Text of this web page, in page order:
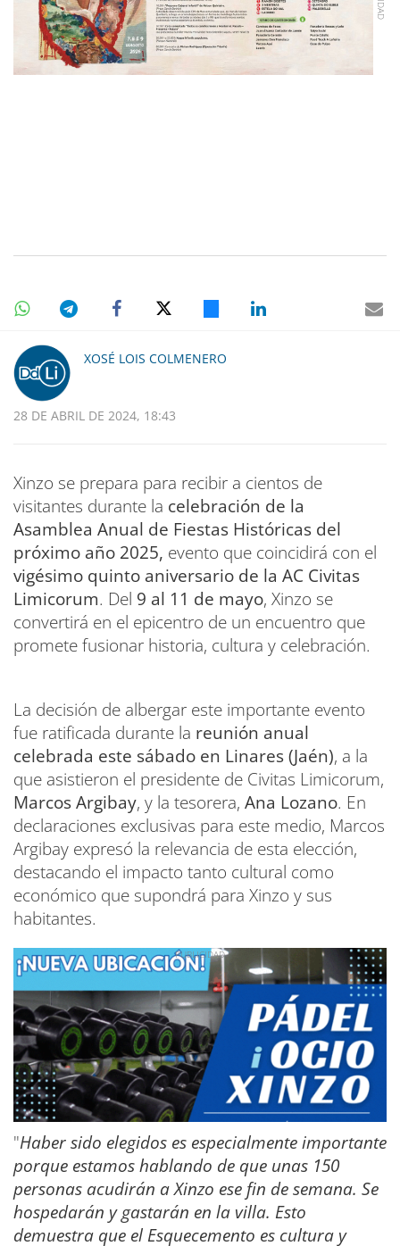
XOSÉ LOIS COLMENERO
28 DE ABRIL DE 2024, 18:43
Xinzo se prepara para recibir a cientos de
visitantes durante la celebración de la
Asamblea Anual de Fiestas Históricas del
próximo año 2025, evento que coincidirá con el
vigésimo quinto aniversario de la AC Civitas
Limicorum. Del 9 al 11 de mayo, Xinzo se
convertirá en el epicentro de un encuentro que
promete fusionar historia, cultura y celebración.
La decisión de albergar este importante evento
fue ratificada durante la reunión anual
celebrada este sábado en Linares (Jaén), a la
que asistieron el presidente de Civitas Limicorum,
Marcos Argibay, y la tesorera, Ana Lozano. En
declaraciones exclusivas para este medio, Marcos
Argibay expresó la relevancia de esta elección,
destacando el impacto tanto cultural como
económico que supondrá para Xinzo y sus
habitantes.
"Haber sido elegidos es especialmente importante
porque estamos hablando de que unas 150
personas acudirán a Xinzo ese fin de semana. Se
hospedarán y gastarán en la villa. Esto
demuestra que el Esquecemento es cultura y